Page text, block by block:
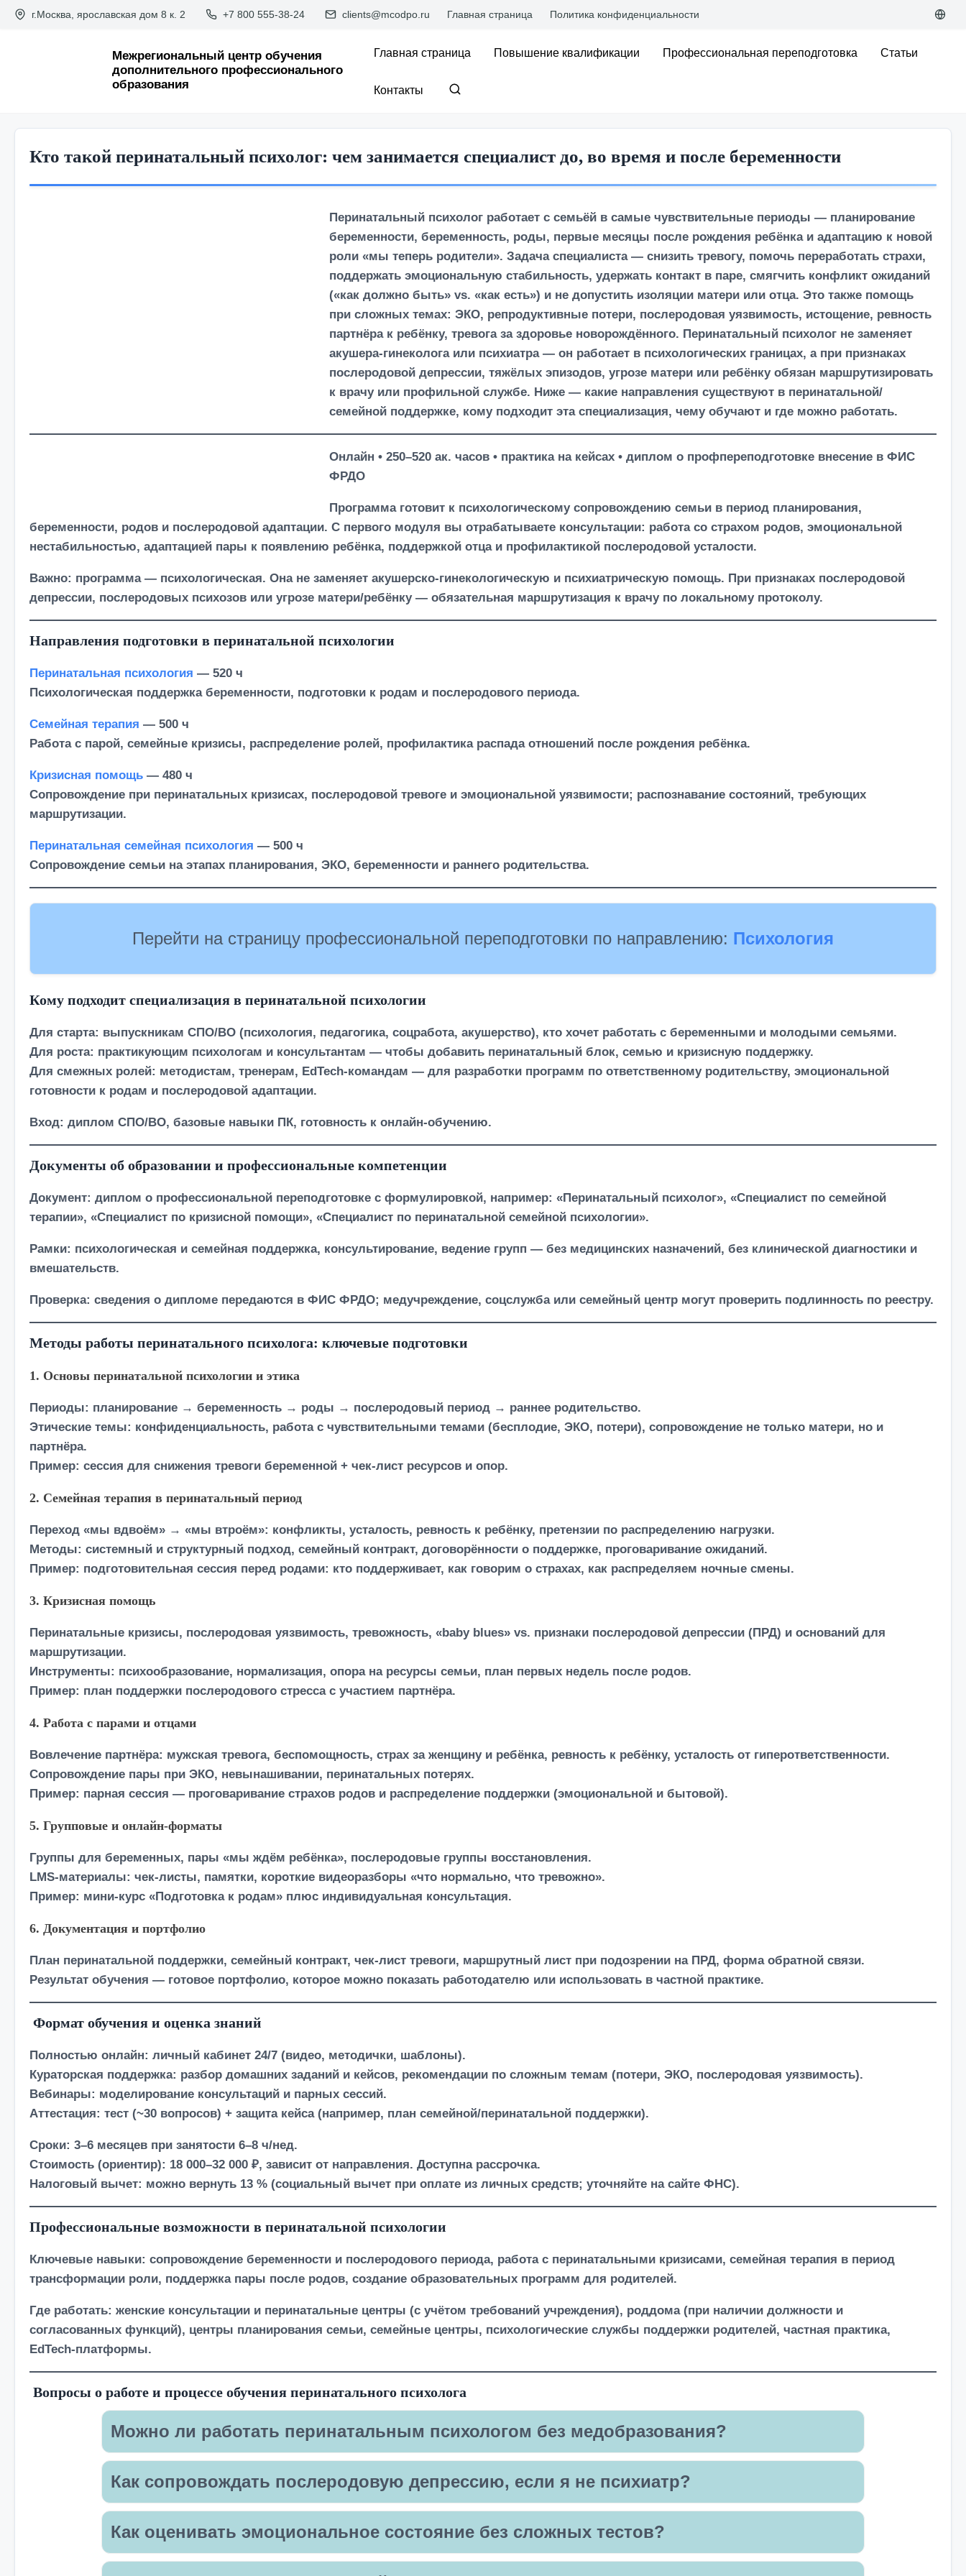
г.Москва, ярославская дом 8 к. 2 +7 800 555-38-24 clients@mcodpo.ru Главная страница Политика конфиденциальности
Межрегиональный центр обучения
дополнительного профессионального
образования
Главная страница Повышение квалификации Профессиональная переподготовка Статьи
Контакты
Кто такой перинатальный психолог: чем занимается специалист до, во время и после беременности
Перинатальный психолог работает с семьёй в самые чувствительные периоды — планирование
беременности, беременность, роды, первые месяцы после рождения ребёнка и адаптацию к новой
роли «мы теперь родители». Задача специалиста — снизить тревогу, помочь переработать страхи,
поддержать эмоциональную стабильность, удержать контакт в паре, смягчить конфликт ожиданий
(«как должно быть» vs. «как есть») и не допустить изоляции матери или отца. Это также помощь
при сложных темах: ЭКО, репродуктивные потери, послеродовая уязвимость, истощение, ревность
партнёра к ребёнку, тревога за здоровье новорождённого. Перинатальный психолог не заменяет
акушера-гинеколога или психиатра — он работает в психологических границах, а при признаках
послеродовой депрессии, тяжёлых эпизодов, угрозе матери или ребёнку обязан маршрутизировать
к врачу или профильной службе. Ниже — какие направления существуют в перинатальной/
семейной поддержке, кому подходит эта специализация, чему обучают и где можно работать.
Онлайн • 250–520 ак. часов • практика на кейсах • диплом о профпереподготовке внесение в ФИС
ФРДО
Программа готовит к психологическому сопровождению семьи в период планирования,
беременности, родов и послеродовой адаптации. С первого модуля вы отрабатываете консультации: работа со страхом родов, эмоциональной
нестабильностью, адаптацией пары к появлению ребёнка, поддержкой отца и профилактикой послеродовой усталости.
Важно: программа — психологическая. Она не заменяет акушерско-гинекологическую и психиатрическую помощь. При признаках послеродовой
депрессии, послеродовых психозов или угрозе матери/ребёнку — обязательная маршрутизация к врачу по локальному протоколу.
Направления подготовки в перинатальной психологии
Перинатальная психология — 520 ч
Психологическая поддержка беременности, подготовки к родам и послеродового периода.
Семейная терапия — 500 ч
Работа с парой, семейные кризисы, распределение ролей, профилактика распада отношений после рождения ребёнка.
Кризисная помощь — 480 ч
Сопровождение при перинатальных кризисах, послеродовой тревоге и эмоциональной уязвимости; распознавание состояний, требующих
маршрутизации.
Перинатальная семейная психология — 500 ч
Сопровождение семьи на этапах планирования, ЭКО, беременности и раннего родительства.
Перейти на страницу профессиональной переподготовки по направлению: Психология
Кому подходит специализация в перинатальной психологии
Для старта: выпускникам СПО/ВО (психология, педагогика, соцработа, акушерство), кто хочет работать с беременными и молодыми семьями.
Для роста: практикующим психологам и консультантам — чтобы добавить перинатальный блок, семью и кризисную поддержку.
Для смежных ролей: методистам, тренерам, EdTech-командам — для разработки программ по ответственному родительству, эмоциональной
готовности к родам и послеродовой адаптации.
Вход: диплом СПО/ВО, базовые навыки ПК, готовность к онлайн-обучению.
Документы об образовании и профессиональные компетенции
Документ: диплом о профессиональной переподготовке с формулировкой, например: «Перинатальный психолог», «Специалист по семейной
терапии», «Специалист по кризисной помощи», «Специалист по перинатальной семейной психологии».
Рамки: психологическая и семейная поддержка, консультирование, ведение групп — без медицинских назначений, без клинической диагностики и
вмешательств.
Проверка: сведения о дипломе передаются в ФИС ФРДО; медучреждение, соцслужба или семейный центр могут проверить подлинность по реестру.
Методы работы перинатального психолога: ключевые подготовки
1. Основы перинатальной психологии и этика
Периоды: планирование → беременность → роды → послеродовый период → раннее родительство.
Этические темы: конфиденциальность, работа с чувствительными темами (бесплодие, ЭКО, потери), сопровождение не только матери, но и
партнёра.
Пример: сессия для снижения тревоги беременной + чек-лист ресурсов и опор.
2. Семейная терапия в перинатальный период
Переход «мы вдвоём» → «мы втроём»: конфликты, усталость, ревность к ребёнку, претензии по распределению нагрузки.
Методы: системный и структурный подход, семейный контракт, договорённости о поддержке, проговаривание ожиданий.
Пример: подготовительная сессия перед родами: кто поддерживает, как говорим о страхах, как распределяем ночные смены.
3. Кризисная помощь
Перинатальные кризисы, послеродовая уязвимость, тревожность, «baby blues» vs. признаки послеродовой депрессии (ПРД) и оснований для
маршрутизации.
Инструменты: психообразование, нормализация, опора на ресурсы семьи, план первых недель после родов.
Пример: план поддержки послеродового стресса с участием партнёра.
4. Работа с парами и отцами
Вовлечение партнёра: мужская тревога, беспомощность, страх за женщину и ребёнка, ревность к ребёнку, усталость от гиперответственности.
Сопровождение пары при ЭКО, невынашивании, перинатальных потерях.
Пример: парная сессия — проговаривание страхов родов и распределение поддержки (эмоциональной и бытовой).
5. Групповые и онлайн-форматы
Группы для беременных, пары «мы ждём ребёнка», послеродовые группы восстановления.
LMS-материалы: чек-листы, памятки, короткие видеоразборы «что нормально, что тревожно».
Пример: мини-курс «Подготовка к родам» плюс индивидуальная консультация.
6. Документация и портфолио
План перинатальной поддержки, семейный контракт, чек-лист тревоги, маршрутный лист при подозрении на ПРД, форма обратной связи.
Результат обучения — готовое портфолио, которое можно показать работодателю или использовать в частной практике.
Формат обучения и оценка знаний
Полностью онлайн: личный кабинет 24/7 (видео, методички, шаблоны).
Кураторская поддержка: разбор домашних заданий и кейсов, рекомендации по сложным темам (потери, ЭКО, послеродовая уязвимость).
Вебинары: моделирование консультаций и парных сессий.
Аттестация: тест (~30 вопросов) + защита кейса (например, план семейной/перинатальной поддержки).
Сроки: 3–6 месяцев при занятости 6–8 ч/нед.
Стоимость (ориентир): 18 000–32 000 ₽, зависит от направления. Доступна рассрочка.
Налоговый вычет: можно вернуть 13 % (социальный вычет при оплате из личных средств; уточняйте на сайте ФНС).
Профессиональные возможности в перинатальной психологии
Ключевые навыки: сопровождение беременности и послеродового периода, работа с перинатальными кризисами, семейная терапия в период
трансформации роли, поддержка пары после родов, создание образовательных программ для родителей.
Где работать: женские консультации и перинатальные центры (с учётом требований учреждения), роддома (при наличии должности и
согласованных функций), центры планирования семьи, семейные центры, психологические службы поддержки родителей, частная практика,
EdTech-платформы.
Вопросы о работе и процессе обучения перинатального психолога
Можно ли работать перинатальным психологом без медобразования?
Как сопровождать послеродовую депрессию, если я не психиатр?
Как оценивать эмоциональное состояние без сложных тестов?